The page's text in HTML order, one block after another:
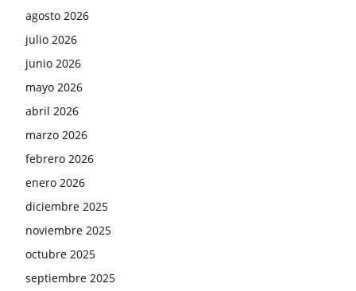
agosto 2026
julio 2026
junio 2026
mayo 2026
abril 2026
marzo 2026
febrero 2026
enero 2026
diciembre 2025
noviembre 2025
octubre 2025
septiembre 2025